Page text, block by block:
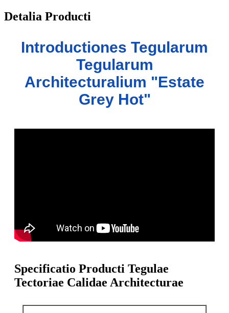
Detalia Producti
Introductiones Tegularum
Tegularum
Architecturalium "Estate
Grey Hot"
Specificatio Producti Tegulae
Tectoriae Calidae Architecturae